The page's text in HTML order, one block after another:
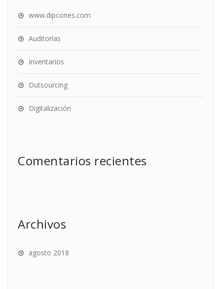
www.dipcones.com
Auditorías
Inventarios
Outsourcing
Digitalización
Comentarios recientes
Archivos
agosto 2018